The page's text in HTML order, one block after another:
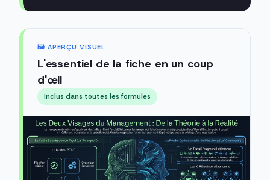
🖼️ APERÇU VISUEL
L'essentiel de la fiche en un coup
d'œil
Inclus dans toutes les formules